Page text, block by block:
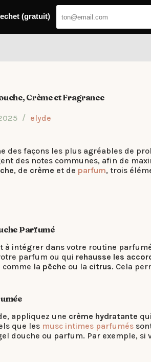
Crème et Fragrance
elyde
des façons les plus agréables de
des notes communes, afin de
, de crème et de parfum, trois
Parfumé
à intégrer dans votre routine
parfum ou qui rehausse les
comme la pêche ou la citrus. Cela
appliquez une crème hydratante
que les musc intimes parfumés
douche ou parfum. Par exemple, si
(gratuit)